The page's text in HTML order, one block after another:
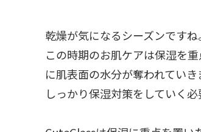
乾燥が気になるシーズンですね
この時期のお肌ケアは保湿を
に肌表面の水分が奪われていき
しっかり保湿対策をしていく